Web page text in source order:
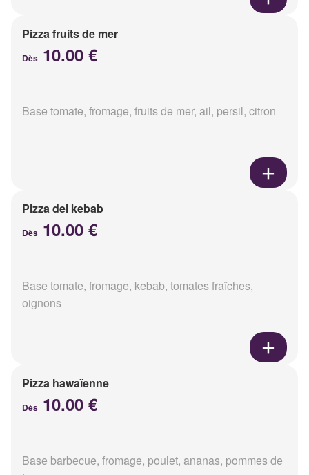
Pizza fruits de mer
Dès 10.00 €
Base tomate, fromage, fruits de mer, ail, persil, citron
Pizza del kebab
Dès 10.00 €
Base tomate, fromage, kebab, tomates fraîches,
oignons
Pizza hawaïenne
Dès 10.00 €
Base barbecue, fromage, poulet, ananas, pommes de